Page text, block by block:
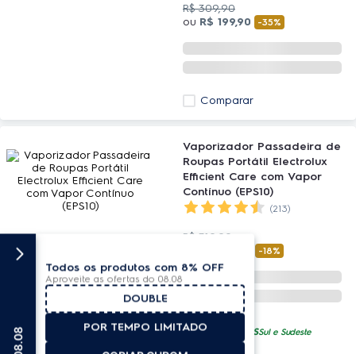
8
Todos os produtos com 8% OFF
Aproveite as ofertas do 08.08
DOUBLE
POR TEMPO LIMITADO
R$ 309,90
ou R$ 199,90 -35%
Comparar
Vaporizador Passadeira de
Roupas Portátil Electrolux
Efficient Care com Vapor
Contínuo (EPS10)
(213)
R$ 319 90
-18%
FRETE GRÁTISSul e Sudeste
Comparar